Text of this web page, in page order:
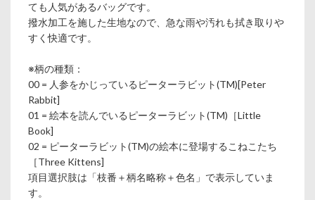
ても人気があるバッグです。
撥水加工を施した生地なので、急な雨や汚れも拭き取りや
すく快適です。
※柄の種類：
00 = 人参をかじっているピーターラビット(TM)[Peter
Rabbit]
01 = 絵本を読んでいるピーターラビット(TM)［Little
Book]
02 = ピーターラビット(TM)の絵本に登場するこねこたち
［Three Kittens]
項目選択肢は「枝番＋柄名略称＋色名」で表示していま
す。